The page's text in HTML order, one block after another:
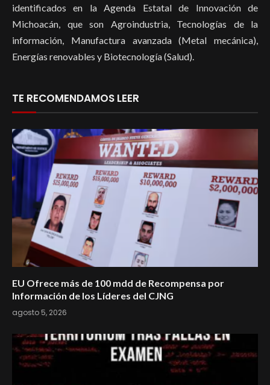
identificados en la Agenda Estatal de Innovación de
Michoacán, que son Agroindustria, Tecnologías de la
información, Manufactura avanzada (Metal mecánica),
Energías renovables y Biotecnología (Salud).
TE RECOMENDAMOS LEER
EU Ofrece más de 100 mdd de Recompensa por
Información de los Líderes del CJNG
agosto 5, 2026